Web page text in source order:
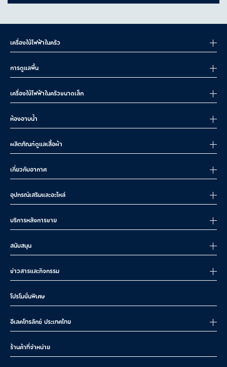
เครื่องใช้ไฟฟ้าในครัว
การดูแลพื้น
เครื่องใช้ไฟฟ้าในครัวขนาดเล็ก
ห้องอาบน้ำ
ผลิตภัณฑ์ดูแลเสื้อผ้า
เกี่ยวกับอากาศ
อุปกรณ์เสริมและอะไหล่
บริการหลังการขาย
สนับสนุน
ข่าวสารและกิจกรรม
โปรโมชั่นพิเศษ
อีเลคโทรลักซ์ ประเทศไทย
ร้านค้าที่จำหน่าย